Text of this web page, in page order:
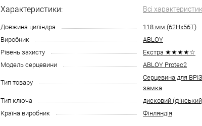
Характеристики: Всі
Довжина циліндра
118 мм (62Hx56T)
Виробник
ABLOY
Рівень захисту
Екстра ★★★★☆
Модель серцевини
ABLOY Protec2
Тип товару
Серцевина для
замка
Тип ключа
дисковий
Країна виробник
Фінляндія